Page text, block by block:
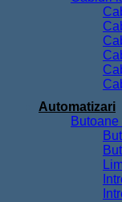
Automatizari